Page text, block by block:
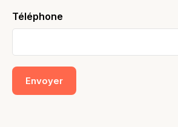
Téléphone
Envoyer